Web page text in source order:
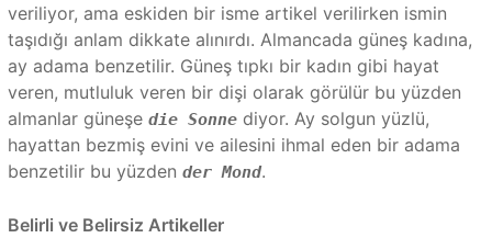
veriliyor, ama eskiden bir isme artikel verilirken ismin
taşıdığı anlam dikkate alınırdı. Almancada güneş kadına,
ay adama benzetilir. Güneş tıpkı bir kadın gibi hayat
veren, mutluluk veren bir dişi olarak görülür bu yüzden
almanlar güneşe die Sonnediyor. Ay solgun yüzlü,
hayattan bezmiş evini ve ailesini ihmal eden bir adama
benzetilir bu yüzden der Mond.
Belirli ve Belirsiz Artikeller